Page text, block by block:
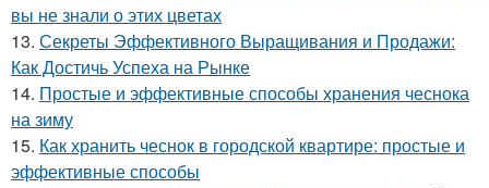
вы не знали о этих цветах
13. Секреты Эффективного Выращивания и Продажи:
Как Достичь Успеха на Рынке
14. Простые и эффективные способы хранения чеснока
на зиму
15. Как хранить чеснок в городской квартире: простые и
эффективные способы